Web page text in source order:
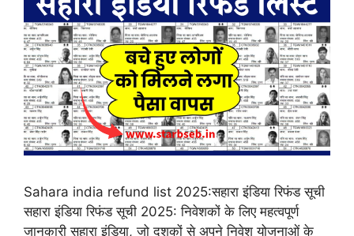
Sahara india refund list 2025:सहारा इंडिया रिफंड सूची
सहारा इंडिया रिफंड सूची 2025: निवेशकों के लिए महत्वपूर्ण
जानकारी सहारा इंडिया, जो दशकों से अपने निवेश योजनाओं के